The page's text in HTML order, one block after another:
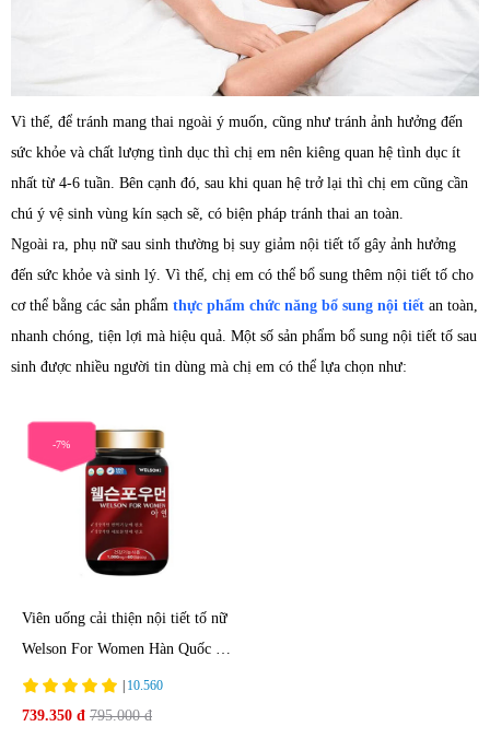
Vì thế, để tránh mang thai ngoài ý muốn, cũng như tránh ảnh hưởng đến
sức khỏe và chất lượng tình dục thì chị em nên kiêng quan hệ tình dục ít
nhất từ 4-6 tuần. Bên cạnh đó, sau khi quan hệ trở lại thì chị em cũng cần
chú ý vệ sinh vùng kín sạch sẽ, có biện pháp tránh thai an toàn.
Ngoài ra, phụ nữ sau sinh thường bị suy giảm nội tiết tố gây ảnh hưởng
đến sức khỏe và sinh lý. Vì thế, chị em có thể bổ sung thêm nội tiết tố cho
cơ thể bằng các sản phẩm thực phẩm chức năng bổ sung nội tiết an toàn,
nhanh chóng, tiện lợi mà hiệu quả. Một số sản phẩm bổ sung nội tiết tố sau
sinh được nhiều người tin dùng mà chị em có thể lựa chọn như:
-7%
Viên uống cải thiện nội tiết tố nữ
Welson For Women Hàn Quốc 60
viên
| 10.560
739.350 đ 795.000 đ